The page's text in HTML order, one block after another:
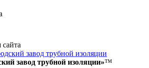
завод трубной изоляции»™